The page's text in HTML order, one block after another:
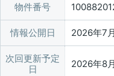
物件番号
情報公開日 2026年7
次回更新予定
日
2026年8